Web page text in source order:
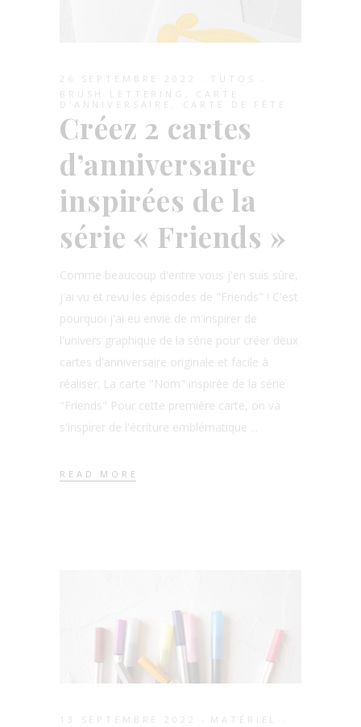
26 SEPTEMBRE 2022
TUTOS
BRUSH LETTERING
CARTE
D'ANNIVERSAIRE
CARTE DE FÊTE
Créez 2 cartes
d’anniversaire
inspirées de la
série « Friends »
Comme beaucoup d'entre vous j'en suis sûre,
j'ai vu et revu les épisodes de "Friends" ! C'est
pourquoi j'ai eu envie de m'inspirer de
l'univers graphique de la série pour créer deux
cartes d'anniversaire originale et facile à
réaliser. La carte "Nom" inspirée de la série
"Friends" Pour cette première carte, on va
s'inspirer de l'écriture emblématique
READ MORE
13 SEPTEMBRE 2022
MATÉRIEL